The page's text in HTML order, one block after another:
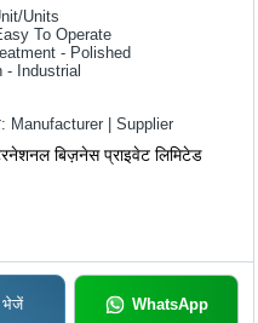
Units
To Operate
- Polished
- Industrial
Manufacturer | Supplier
बिज़नेस प्राइवेट लिमिटेड
भेजें WhatsApp